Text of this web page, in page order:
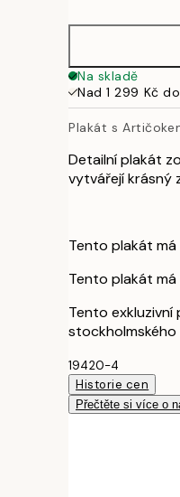
Na skladě
Nad 1 299 Kč
Plakát s
Detailní plakát
vytvářejí krásný
Tento plakát má
Tento plakát
Tento
stockholmského
19420-4
Historie cen
Přečtěte si více o